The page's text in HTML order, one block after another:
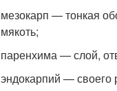
мезокарп — тонкая
мякоть;
паренхима — слой,
эндокарпий — своего